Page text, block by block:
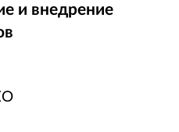
и внедрение